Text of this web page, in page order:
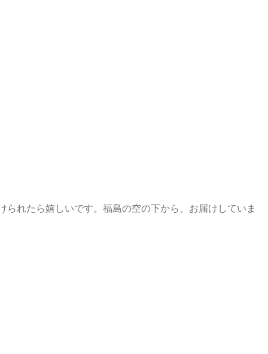
れたら嬉しいです。福島の空の下から、お届けしていま